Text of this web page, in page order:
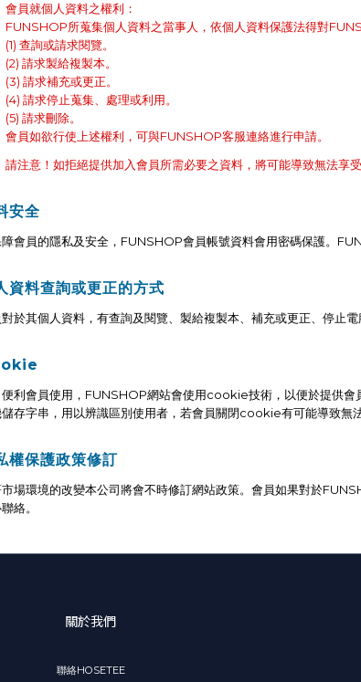
會員就個人資料之權利：
FUNSHOP所蒐集個人資料之當事人，依個人資料保護法得對
(1) 查詢或請求閱覽。
(2) 請求製給複製本。
(3) 請求補充或更正。
(4) 請求停止蒐集、處理或利用。
(5) 請求刪除。
會員如欲行使上述權利，可與FUNSHOP客服連絡進行申請。
請注意！如拒絕提供加入會員所需必要之資料，將可能導致無法享
安全
會員的隱私及安全，FUNSHOP會員帳號資料會用密碼保護。
資料查詢或更正的方式
於其個人資料，有查詢及閱覽、製給複製本、補充或更正、停止
利會員使用，FUNSHOP網站會使用cookie技術，以便於提供
存字串，用以辨識區別使用者，若會員關閉cookie有可能導致無
權保護政策修訂
場環境的改變本公司將會不時修訂網站政策。會員如果對於
絡。
關於我們
聯絡HOSETEE